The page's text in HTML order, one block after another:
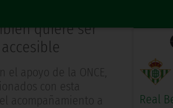
Real
quiere ser
el apoyo de la ONCE,
con esta
acompañamiento a